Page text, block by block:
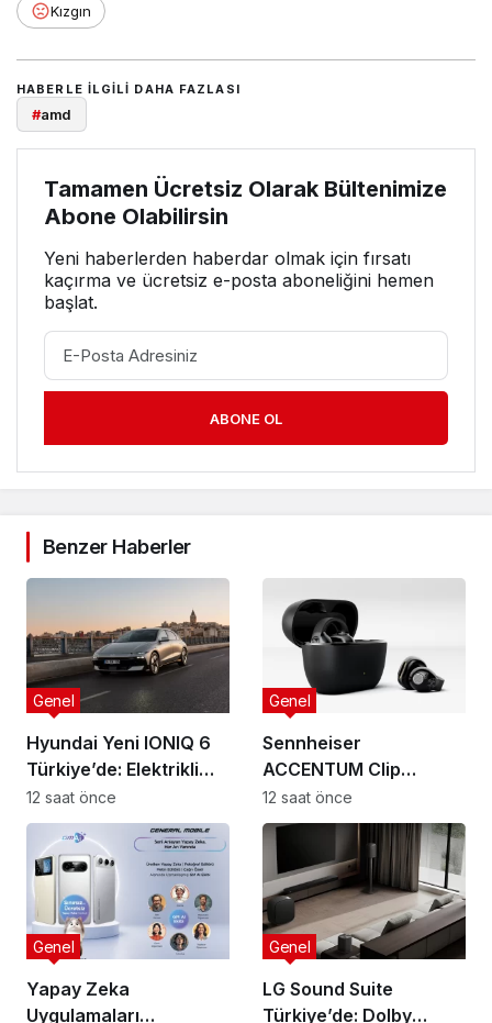
Kızgın
HABERLE ILGILI DAHA FAZLASI
#amd
Tamamen Ücretsiz Olarak Bültenimize
Abone Olabilirsin
Yeni haberlerden haberdar olmak için fırsatı
kaçırma ve ücretsiz e-posta aboneliğini hemen
başlat.
ABONE OL
Benzer Haberler
Hyundai Yeni IONIQ 6
Türkiye’de: Elektrikli
mobiliteye yeni boyut
Genel
12 saat önce
Sennheiser
ACCENTUM Clip
Türkiye’de: Açık kulak
teknolojisinde yeni
standart
Genel
12 saat önce
Yapay Zeka
Uygulamaları
Genel
LG Sound Suite
Türkiye’de: Dolby
Genel